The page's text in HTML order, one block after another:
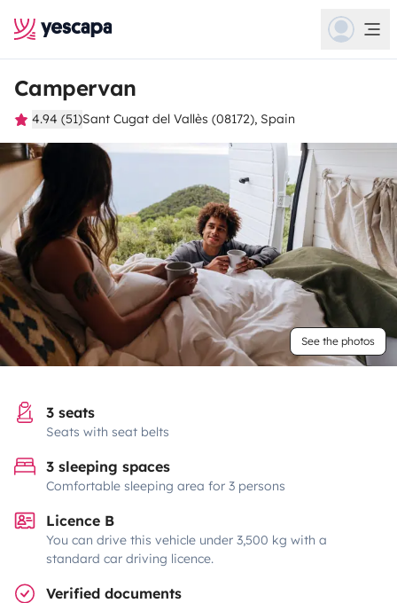
Campervan
4.94 (51)Sant Cugat del Vallès (08172), Spain
See the photos
3 seats
Seats with seat belts
3 sleeping spaces
Comfortable sleeping area for 3 persons
Licence B
You can drive this vehicle under 3,500 kg with a
standard car driving licence.
Verified documents